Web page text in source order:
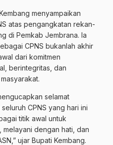
menyampaikan
atas pengangkatan rekan-
di Pemkab Jembrana. Ia
CPNS bukanlah akhir
dari komitmen
berintegritas, dan
selamat
CPNS yang hari ini
titik awal untuk
dengan hati, dan
ujar Bupati Kembang.